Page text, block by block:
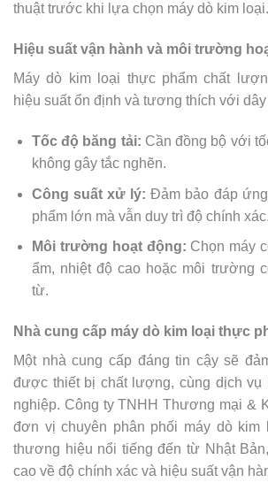
thuật trước khi lựa chọn máy dò kim loại.
Hiệu suất vận hành và môi trường
Máy dò kim loại thực phẩm chất
hiệu suất ổn định và tương thích với
Tốc độ băng tải: Cần đồng bộ với
không gây tắc nghẽn.
Công suất xử lý: Đảm bảo đáp
phẩm lớn mà vẫn duy trì độ chính xác.
Môi trường hoạt động: Chọn máy
ẩm, nhiệt độ cao hoặc môi trường
từ.
Nhà cung cấp máy dò kim loại thực
Một nhà cung cấp đáng tin cậy sẽ
được thiết bị chất lượng, cùng dịch vụ
nghiệp. Công ty TNHH Thương mại &
đơn vị chuyên phân phối máy dò kim
thương hiệu nổi tiếng đến từ Nhật
cao về độ chính xác và hiệu suất vận